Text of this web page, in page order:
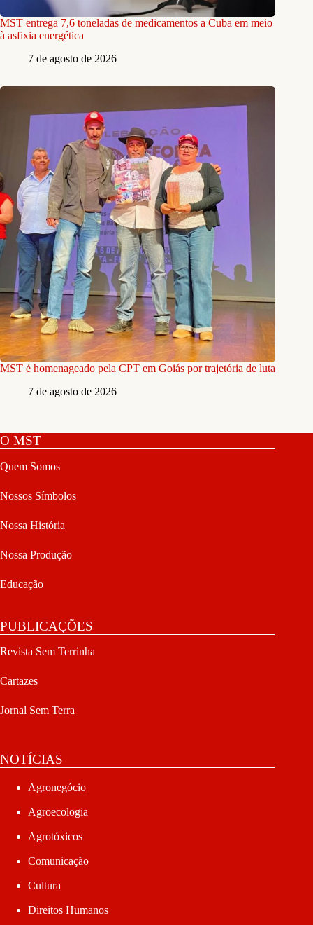
MST entrega 7,6 toneladas de medicamentos a Cuba em meio
à asfixia energética
7 de agosto de 2026
MST é homenageado pela CPT em Goiás por trajetória de luta
7 de agosto de 2026
O MST
Quem Somos
Nossos Símbolos
Nossa História
Nossa Produção
Educação
PUBLICAÇÕES
Revista Sem Terrinha
Cartazes
Jornal Sem Terra
NOTÍCIAS
Agronegócio
Agroecologia
Agrotóxicos
Comunicação
Cultura
Direitos Humanos